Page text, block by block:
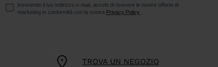
TROVA UN NEGOZIO
Inserendo il tuo indirizzo e-mail, accetti di ricevere le nostre offerte di
marketing in conformità con la nostra Privacy Policy .